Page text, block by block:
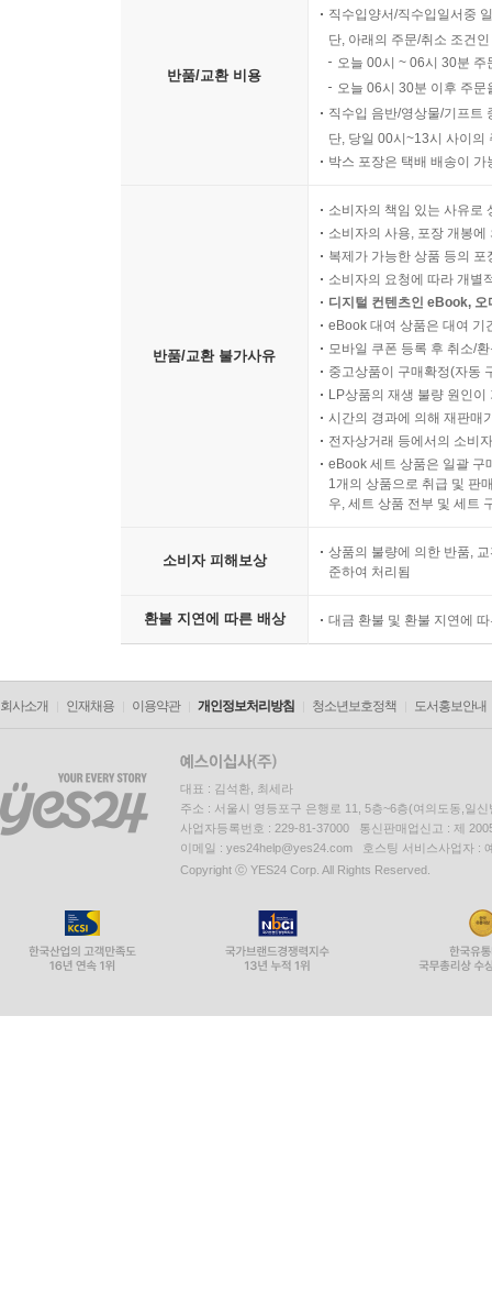
오르면, 관련자들이 조금이나마 반성을 하고 또
살아계신 분들에게 희망을 드릴 수 있지 않을까 생
이 책을 위해 많은 분들이 재능기부를 통해 십
작가라는 것이 행복하다. 여러분도 거기에 이
반품/교환 비용
직수입양서/직수입일서중
단, 아래의 주문/취소 조건
오늘 00시 ~ 06시 30분
오늘 06시 30분 이후 주
직수입 음반/영상물/기프트
단, 당일 00시~13시 사이의
박스 포장은 택배 배송이
반품/교환 불가사유
소비자의 책임 있는 사유로
소비자의 사용, 포장 개봉
복제가 가능한 상품 등의
소비자의 요청에 따라 개별
디지털 컨텐츠인 eBook,
eBook 대여 상품은 대여 기
모바일 쿠폰 등록 후 취소/
중고상품이 구매확정(자동
LP상품의 재생 불량 원인
시간의 경과에 의해 재판매
전자상거래 등에서의 소비
eBook 세트 상품은 일괄 구
1개의 상품으로 취급 및 판
우, 세트 상품 전부 및 세트
소비자 피해보상
상품의 불량에 의한 반품,
준하여 처리됨
환불 지연에 따른 배상 대금 환불 및 환불 지연에
회사소개 인재채용 이용약관 개인정보처리방침 청소년보호정책 도서홍보안내
대표 : 김석환, 최세라
주소 : 서울시 영등포구 은행로 11, 5층~6층(여의도동,일신
사업자등록번호 : 229-81-37000 통신판매업신고 : 제
이메일 : yes24help@yes24.com 호스팅 서비스사업자 :
Copyright ⓒ YES24 Corp. All Rights Reserved.